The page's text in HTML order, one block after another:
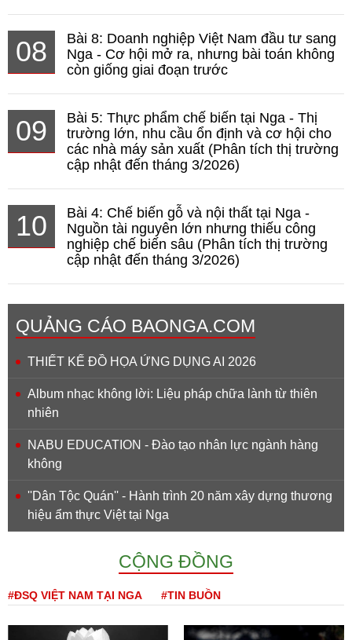
08
Bài 8: Doanh nghiệp Việt Nam đầu tư sang
Nga - Cơ hội mở ra, nhưng bài toán không
còn giống giai đoạn trước
09
Bài 5: Thực phẩm chế biến tại Nga - Thị
trường lớn, nhu cầu ổn định và cơ hội cho
các nhà máy sản xuất (Phân tích thị trường
cập nhật đến tháng 3/2026)
10
Bài 4: Chế biến gỗ và nội thất tại Nga -
Nguồn tài nguyên lớn nhưng thiếu công
nghiệp chế biến sâu (Phân tích thị trường
cập nhật đến tháng 3/2026)
QUẢNG CÁO BAONGA.COM
THIẾT KẾ ĐỒ HỌA ỨNG DỤNG AI 2026
Album nhạc không lời: Liệu pháp chữa lành từ thiên
nhiên
NABU EDUCATION - Đào tạo nhân lực ngành hàng
không
''Dân Tộc Quán'' - Hành trình 20 năm xây dựng thương
hiệu ẩm thực Việt tại Nga
CỘNG ĐỒNG
#ĐSQ VIỆT NAM TẠI NGA #TIN BUỒN